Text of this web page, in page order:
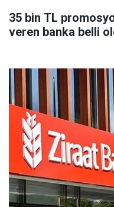
35 bin TL
veren banka belli